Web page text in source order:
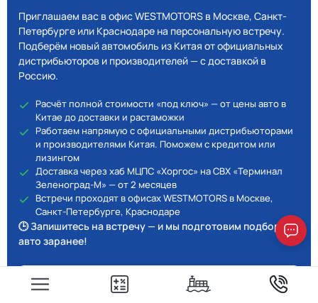
Приглашаем вас в офис WESTMOTORS в Москве, Санкт-
Петербурге или Краснодаре на персональную встречу.
Подберём новый автомобиль из Китая от официальных
дистрибьюторов и производителей — с доставкой в
Россию.
Расчёт полной стоимости «под ключ» — от цены авто в
Китае до доставки и растаможки
Работаем напрямую с официальными дистрибьюторами
и производителями Китая. Поможем с кредитом или
лизингом
Доставка через хаб МЦПС «Хоргос» на СВХ «Терминал
Зеленоград-М» — от 2 месяцев
Встречи проходят в офисах WESTMOTORS в Москве,
Санкт-Петербурге, Краснодаре
🕒 Запишитесь на встречу — и мы подготовим подбор
авто заранее!
Скидка 10% при визите в офис